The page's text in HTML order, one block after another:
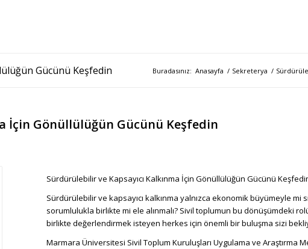
Gücünü Keşfedin Buradasınız: Anasayfa / Sekreterya /
İçin Gönüllülüğün Gücünü Keşfedin
Sürdürülebilir ve Kapsayıcı Kalkınma İçin Gönüllülüğün Gücünü
Sürdürülebilir ve kapsayıcı kalkınma yalnızca ekonomik büyümeyle mi
sorumlulukla birlikte mi ele alınmalı? Sivil toplumun bu dönüşümdeki
birlikte değerlendirmek isteyen herkes için önemli bir buluşma sizi
Marmara Üniversitesi Sivil Toplum Kuruluşları Uygulama ve Araştırma